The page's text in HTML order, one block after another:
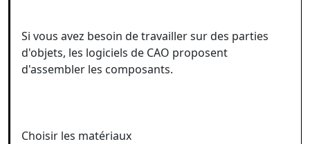
Si vous avez besoin de travailler sur des parties
d'objets, les logiciels de CAO proposent
d'assembler les composants.
Choisir les matériaux